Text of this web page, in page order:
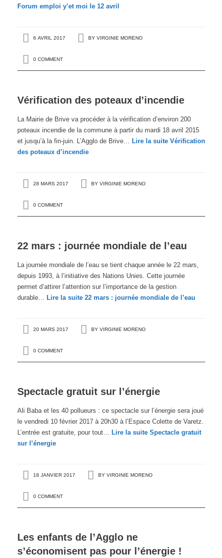
Forum emploi y’et moi le 12 avril
6 AVRIL 2017 BY VIRGINIE MORENO
0 COMMENT
Vérification des poteaux d’incendie
La Mairie de Brive va procéder à la vérification d’environ 200
poteaux incendie de la commune à partir du mardi 18 avril 2015
et jusqu’à la fin-juin. L’Agglo de Brive… Lire la suiteVérification
des poteaux d’incendie
28 MARS 2017 BY VIRGINIE MORENO
0 COMMENT
22 mars : journée mondiale de l’eau
La journée mondiale de l’eau se tient chaque année le 22 mars,
depuis 1993, à l’initiative des Nations Unies. Cette journée
permet d’attirer l’attention sur l’importance de la gestion
durable… Lire la suite22 mars : journée mondiale de l’eau
20 MARS 2017 BY VIRGINIE MORENO
0 COMMENT
Spectacle gratuit sur l’énergie
Ali Baba et les 40 pollueurs : ce spectacle sur l’énergie sera joué
le vendredi 10 février 2017 à 20h30 à l’Espace Colette de Varetz.
L’entrée est gratuite, pour tout… Lire la suiteSpectacle gratuit
sur l’énergie
18 JANVIER 2017 BY VIRGINIE MORENO
0 COMMENT
Les enfants de l’Agglo ne
s’économisent pas pour l’énergie !